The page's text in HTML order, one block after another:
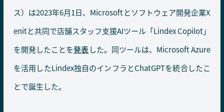
ス）は2023年6月1日、Microsoftとソフトウェア開発企業X
enitと共同で店舗スタッフ支援AIツール「Lindex Copilot」
を開発したことを発表 した。同ツールは、Microsoft Azure
を活用したLindex独自のインフラとChatGPTを統合したこ
とで誕生した。